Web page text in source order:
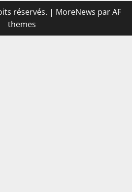
réservés. | MoreNews par AF
themes